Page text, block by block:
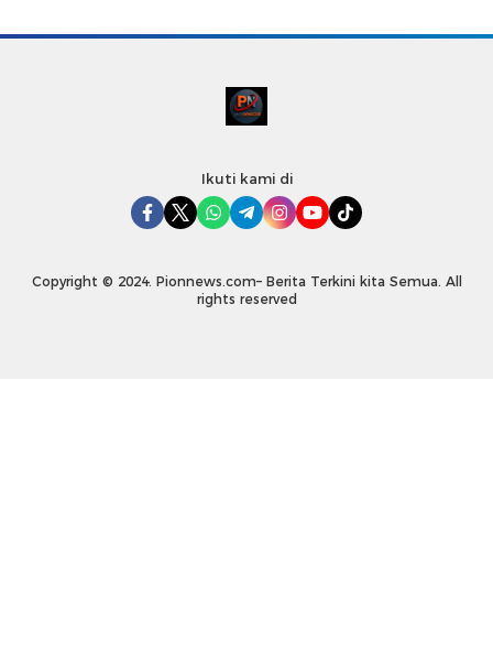
Ikuti kami di
Copyright © 2024. Pionnews.com– Berita Terkini kita Semua. All
rights reserved